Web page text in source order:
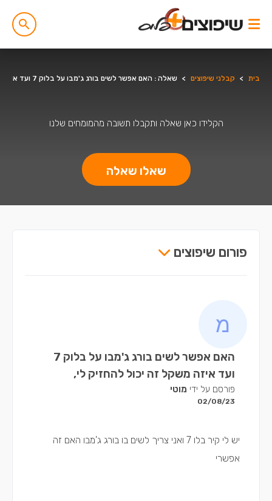
בית > קבלני שיפוצים > שאלה : האם אפשר לשים בורג ג'מבו על בלוק 7 ועד איזה משקל זה יכול להחזיק לי,
הקלידו כאן שאלה ותקבלו תשובה מהמומחים שלנו
שאלו שאלה
פורום שיפוצים
האם אפשר לשים בורג ג'מבו על בלוק 7
ועד איזה משקל זה יכול להחזיק לי,
פורסם על ידי מוטי
02/08/23
יש לי קיר בלו 7 ואני צריך לשים בו בורג ג'מבו האם זה
אפשרי